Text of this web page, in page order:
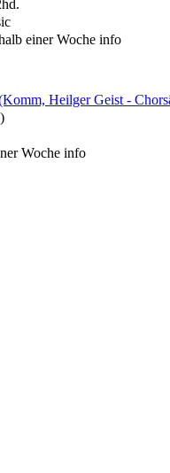
einer Woche info
Heilger Geist -
Woche info